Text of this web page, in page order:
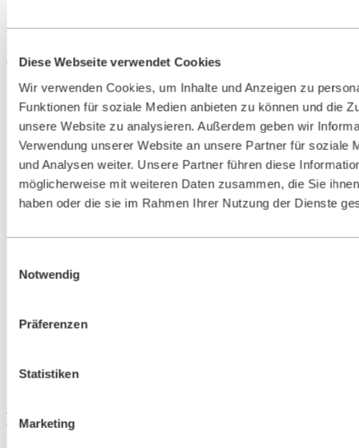
Diese Webseite verwendet Cookies
Wir verwenden Cookies, um Inhalte und Anzeigen zu
Funktionen für soziale Medien anbieten zu können und die
unsere Website zu analysieren. Außerdem geben wir
Verwendung unserer Website an unsere Partner für soziale
und Analysen weiter. Unsere Partner führen diese
möglicherweise mit weiteren Daten zusammen, die Sie
haben oder die sie im Rahmen Ihrer Nutzung der Dienste
Notwendig
Präferenzen
Statistiken
Marketing
Die Filtration mit Rohrmembranen ist eine hocheffiziente und
platzsparende Lösung im Vergleich zu herkömmlichen
Klärfiltersystemen und erzeugt ein Permeat mit unübertroffener
Qualität.
Merkmale und Vorteile